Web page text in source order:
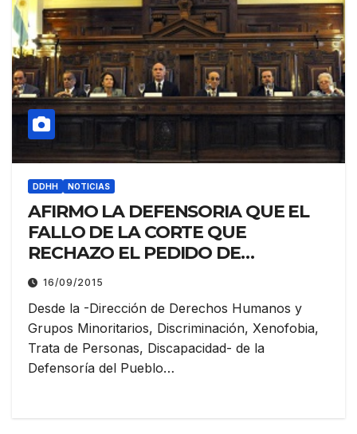
DDHH NOTICIAS
AFIRMO LA DEFENSORIA QUE EL
FALLO DE LA CORTE QUE
RECHAZO EL PEDIDO DE
SUSPENSION DE LA
CONSTRUCCION DEL CENTRO DE
SALUD LA PRIMAVERA- LAGUNA
NAICK NECK, CONSTITUYE UNA
TRASCENDENTE DECISION
JUDICIAL
16/09/2015
Desde la -Dirección de Derechos Humanos y
Grupos Minoritarios, Discriminación, Xenofobia,
Trata de Personas, Discapacidad- de la
Defensoría del Pueblo…